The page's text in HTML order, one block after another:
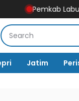
Labuhanbatu Gelar
Jatim